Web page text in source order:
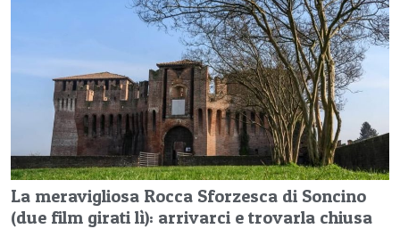
La meravigliosa Rocca Sforzesca di Soncino
(due film girati lì): arrivarci e trovarla chiusa